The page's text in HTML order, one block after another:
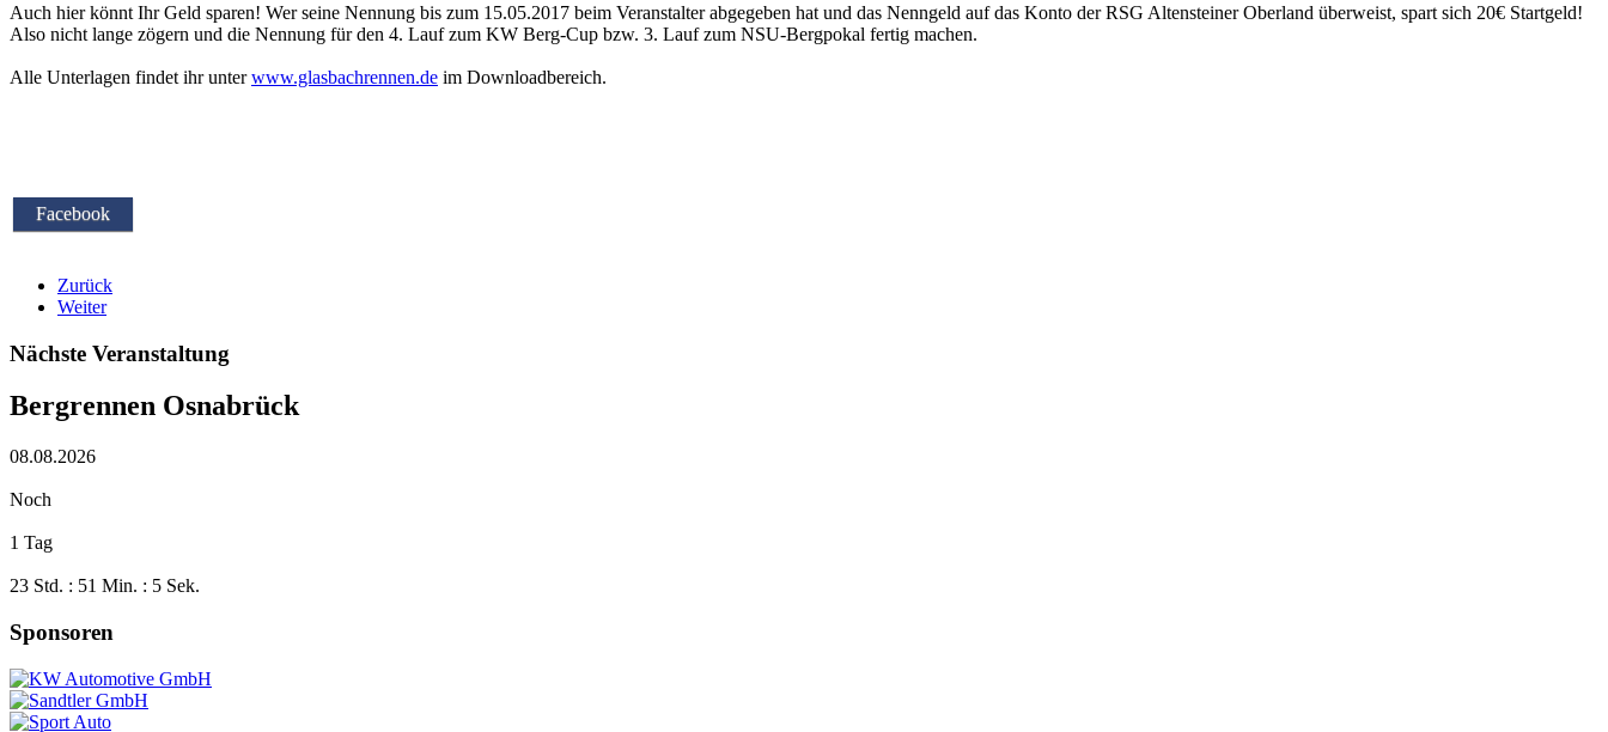
Auch hier könnt Ihr Geld sparen! Wer seine Nennung bis zum 15.05.2017 beim Veranstalter abgegeben hat und das Nenngeld auf das Konto der RSG Altensteiner Oberland überweist, spart sich 20€ Startgeld!
Also nicht lange zögern und die Nennung für den 4. Lauf zum KW Berg-Cup bzw. 3. Lauf zum NSU-Bergpokal fertig machen.
Alle Unterlagen findet ihr unterwww.glasbachrennen.de im Downloadbereich.
Facebook
Zurück
Weiter
Nächste Veranstaltung
Bergrennen Osnabrück
08.08.2026
Noch
1 Tag
23 Std. : 51 Min. : 4 Sek.
Sponsoren